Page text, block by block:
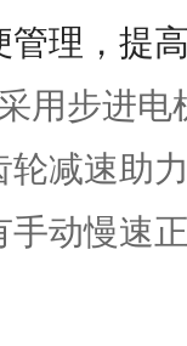
理，提
用步进电
减速助
动慢速